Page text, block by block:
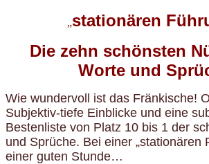
„stationären
Die zehn schönsten
Worte und
Wie wundervoll ist das Fränkische!
Subjektiv-tiefe Einblicke und eine
Bestenliste von Platz 10 bis 1 der
und Sprüche. Bei einer „stationären
einer guten Stunde…